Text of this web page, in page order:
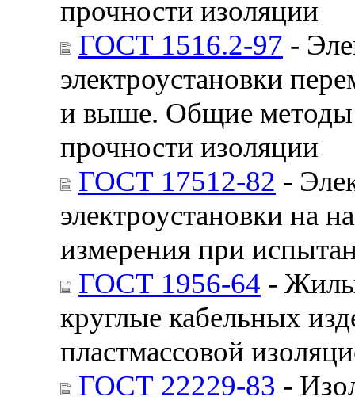
прочности изоляции
ГОСТ 1516.2-97 -
электроустановки
и выше. Общие методы
прочности изоляции
ГОСТ 17512-82 -
электроустановки на
измерения при
ГОСТ 1956-64 -
круглые кабельных
пластмассовой
ГОСТ 22229-83 -